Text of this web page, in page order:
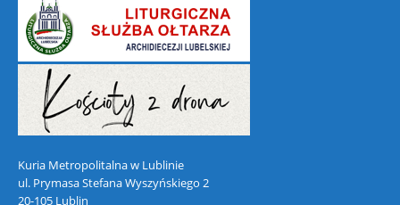
Kuria Metropolitalna w Lublinie
ul. Prymasa Stefana Wyszyńskiego 2
20-105 Lublin